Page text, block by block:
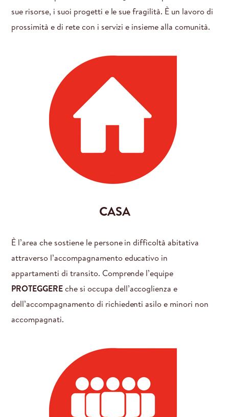
sue risorse, i suoi progetti e le sue fragilità. È un lavoro di
prossimità e di rete con i servizi e insieme alla comunità.
CASA
È l’area che sostiene le persone in difficoltà abitativa
attraverso l’accompagnamento educativo in
appartamenti di transito. Comprende l’equipe
PROTEGGEREche si occupa dell’accoglienza e
dell’accompagnamento di richiedenti asilo e minori non
accompagnati.